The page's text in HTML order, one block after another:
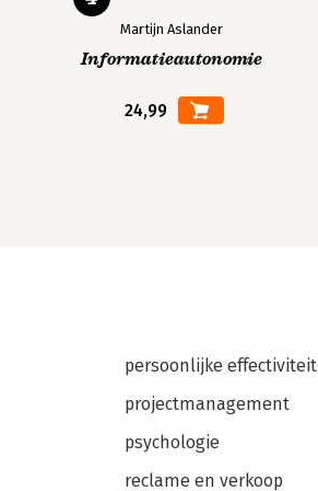
Martijn Aslander
Informatieautonomie
24,99
persoonlijke effectiviteit
projectmanagement
psychologie
reclame en verkoop